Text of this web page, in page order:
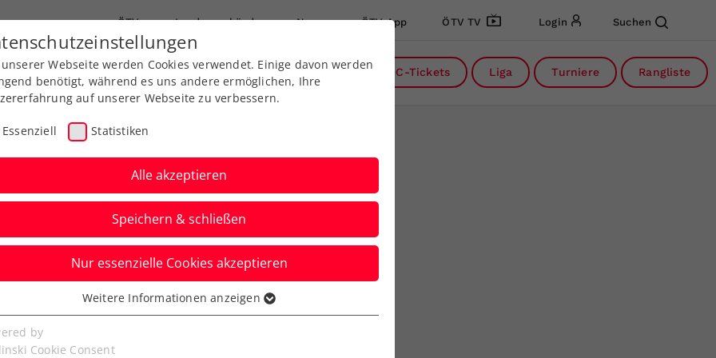
ÖTV Landesverbände News ÖTV App ÖTV TV Login Suchen
Ausbildungen Services Über uns DC-Tickets Liga Turniere Rangliste
Thiem hofft auf
Überraschung“
Webseite werden Cookies verwendet. Einige davon werden
benötigt, während es uns andere ermöglichen, Ihre
auf unserer Webseite zu verbessern.
Essenziell Statistiken
Alle akzeptieren
Speichern & schließen
Nur essenzielle Cookies akzeptieren
Cookies werden für grundlegende Funktionen der
benötigt. Dadurch ist gewährleistet, dass die Webseite
Weitere Informationen anzeigen
by
Cookie Consent